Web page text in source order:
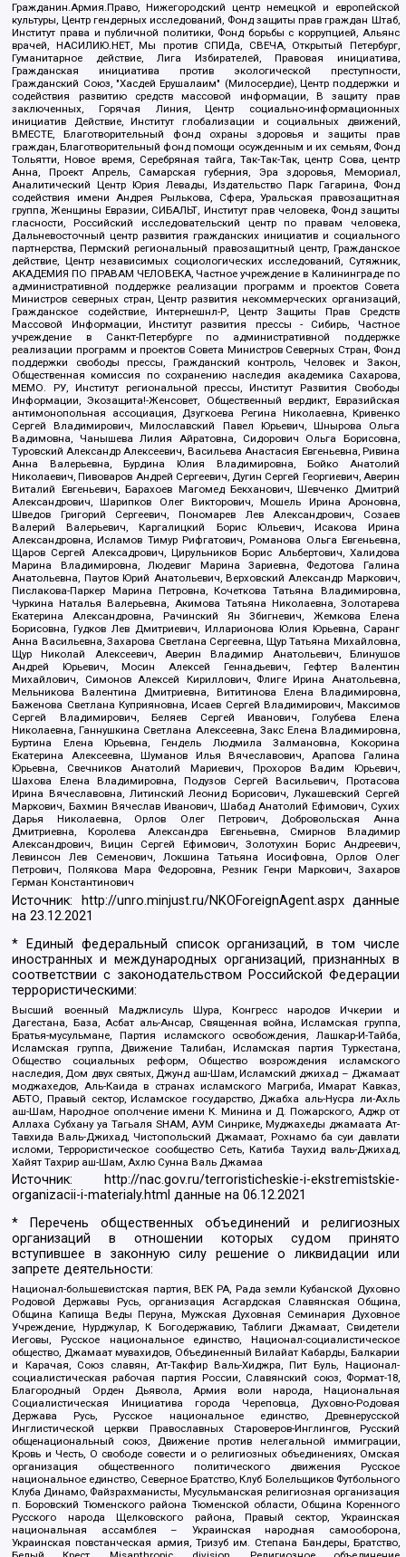
Гражданин.Армия.Право, Нижегородский центр немецкой и европейской
культуры, Центр гендерных исследований, Фонд защиты прав граждан Штаб,
Институт права и публичной политики, Фонд борьбы с коррупцией, Альянс
врачей, НАСИЛИЮ.НЕТ, Мы против СПИДа, СВЕЧА, Открытый Петербург,
Гуманитарное действие, Лига Избирателей, Правовая инициатива,
Гражданская инициатива против экологической преступности,
Гражданский Союз, "Хасдей Ерушалаим" (Милосердие), Центр поддержки и
содействия развитию средств массовой информации, В защиту прав
заключенных, Горячая Линия, Центр социально-информационных
инициатив Действие, Институт глобализации и социальных движений,
ВМЕСТЕ, Благотворительный фонд охраны здоровья и защиты прав
граждан, Благотворительный фонд помощи осужденным и их семьям, Фонд
Тольятти, Новое время, Серебряная тайга, Так-Так-Так, центр Сова, центр
Анна, Проект Апрель, Самарская губерния, Эра здоровья, Мемориал,
Аналитический Центр Юрия Левады, Издательство Парк Гагарина, Фонд
содействия имени Андрея Рылькова, Сфера, Уральская правозащитная
группа, Женщины Евразии, СИБАЛЬТ, Институт прав человека, Фонд защиты
гласности, Российский исследовательский центр по правам человека,
Дальневосточный центр развития гражданских инициатив и социального
партнерства, Пермский региональный правозащитный центр, Гражданское
действие, Центр независимых социологических исследований, Сутяжник,
АКАДЕМИЯ ПО ПРАВАМ ЧЕЛОВЕКА, Частное учреждение в Калининграде по
административной поддержке реализации программ и проектов Совета
Министров северных стран, Центр развития некоммерческих организаций,
Гражданское содействие, Интернешнл-Р, Центр Защиты Прав Средств
Массовой Информации, Институт развития прессы - Сибирь, Частное
учреждение в Санкт-Петербурге по административной поддержке
реализации программ и проектов Совета Министров Северных Стран, Фонд
поддержки свободы прессы, Гражданский контроль, Человек и Закон,
Общественная комиссия по сохранению наследия академика Сахарова,
МЕМО. РУ, Институт региональной прессы, Институт Развития Свободы
Информации, Экозащита!-Женсовет, Общественный вердикт, Евразийская
антимонопольная ассоциация, Дзугкоева Регина Николаевна, Кривенко
Сергей Владимирович, Милославский Павел Юрьевич, Шнырова Ольга
Вадимовна, Чанышева Лилия Айратовна, Сидорович Ольга Борисовна,
Туровский Александр Алексеевич, Васильева Анастасия Евгеньевна, Ривина
Анна Валерьевна, Бурдина Юлия Владимировна, Бойко Анатолий
Николаевич, Пивоваров Андрей Сергеевич, Дугин Сергей Георгиевич, Аверин
Виталий Евгеньевич, Барахоев Магомед Бекханович, Шевченко Дмитрий
Александрович, Шарипков Олег Викторович, Мошель Ирина Ароновна,
Шведов Григорий Сергеевич, Пономарев Лев Александрович, Созаев
Валерий Валерьевич, Каргалицкий Борис Юльевич, Исакова Ирина
Александровна, Исламов Тимур Рифгатович, Романова Ольга Евгеньевна,
Щаров Сергей Алексадрович, Цирульников Борис Альбертович, Халидова
Марина Владимировна, Людевиг Марина Зариевна, Федотова Галина
Анатольевна, Паутов Юрий Анатольевич, Верховский Александр Маркович,
Пислакова-Паркер Марина Петровна, Кочеткова Татьяна Владимировна,
Чуркина Наталья Валерьевна, Акимова Татьяна Николаевна, Золотарева
Екатерина Александровна, Рачинский Ян Збигневич, Жемкова Елена
Борисовна, Гудков Лев Дмитриевич, Илларионова Юлия Юрьевна, Саранг
Анна Васильевна, Захарова Светлана Сергеевна, Щур Татьяна Михайловна,
Щур Николай Алексеевич, Аверин Владимир Анатольевич, Блинушов
Андрей Юрьевич, Мосин Алексей Геннадьевич, Гефтер Валентин
Михайлович, Симонов Алексей Кириллович, Флиге Ирина Анатольевна,
Мельникова Валентина Дмитриевна, Вититинова Елена Владимировна,
Баженова Светлана Куприяновна, Исаев Сергей Владимирович, Максимов
Сергей Владимирович, Беляев Сергей Иванович, Голубева Елена
Николаевна, Ганнушкина Светлана Алексеевна, Закс Елена Владимировна,
Буртина Елена Юрьевна, Гендель Людмила Залмановна, Кокорина
Екатерина Алексеевна, Шуманов Илья Вячеславович, Арапова Галина
Юрьевна, Свечников Анатолий Мариевич, Прохоров Вадим Юрьевич,
Шахова Елена Владимировна, Подузов Сергей Васильевич, Протасова
Ирина Вячеславовна, Литинский Леонид Борисович, Лукашевский Сергей
Маркович, Бахмин Вячеслав Иванович, Шабад Анатолий Ефимович, Сухих
Дарья Николаевна, Орлов Олег Петрович, Добровольская Анна
Дмитриевна, Королева Александра Евгеньевна, Смирнов Владимир
Александрович, Вицин Сергей Ефимович, Золотухин Борис Андреевич,
Левинсон Лев Семенович, Локшина Татьяна Иосифовна, Орлов Олег
Петрович, Полякова Мара Федоровна, Резник Генри Маркович, Захаров
Герман Константинович
Источник: http://unro.minjust.ru/NKOForeignAgent.aspxданные
на23.12.2021
* Единый федеральный список организаций, в том числе
иностранных и международных организаций, признанных в
соответствии с законодательством Российской Федерации
террористическими:
Высший военный Маджлисуль Шура, Конгресс народов Ичкерии и
Дагестана, База, Асбат аль-Ансар, Священная война, Исламская группа,
Братья-мусульмане, Партия исламского освобождения, Лашкар-И-Тайба,
Исламская группа, Движение Талибан, Исламская партия Туркестана,
Общество социальных реформ, Общество возрождения исламского
наследия, Дом двух святых, Джунд аш-Шам, Исламский джихад – Джамаат
моджахедов, Аль-Каида в странах исламского Магриба, Имарат Кавказ,
АБТО, Правый сектор, Исламское государство, Джабха аль-Нусра ли-Ахль
аш-Шам, Народное ополчение имени К. Минина и Д. Пожарского, Аджр от
Аллаха Субхану уа Тагьаля SHAM, АУМ Синрике, Муджахеды джамаата Ат-
Тавхида Валь-Джихад, Чистопольский Джамаат, Рохнамо ба суи давлати
исломи, Террористическое сообщество Сеть, Катиба Таухид валь-Джихад,
Хайят Тахрир аш-Шам, Ахлю Сунна Валь Джамаа
Источник:
http://nac.gov.ru/terroristicheskie-i-ekstremistskie-
organizacii-i-materialy.html данные на06.12.2021
* Перечень общественных объединений и религиозных
организаций в отношении которых судом принято
вступившее в законную силу решение о ликвидации или
запрете деятельности:
Национал-большевистская партия, ВЕК РА, Рада земли Кубанской Духовно
Родовой Державы Русь, организация Асгардская Славянская Община,
Община Капища Веды Перуна, Мужская Духовная Семинария Духовное
Учреждение, Нурджулар, К Богодержавию, Таблиги Джамаат, Свидетели
Иеговы, Русское национальное единство, Национал-социалистическое
общество, Джамаат мувахидов, Объединенный Вилайат Кабарды, Балкарии
и Карачая, Союз славян, Ат-Такфир Валь-Хиджра, Пит Буль, Национал-
социалистическая рабочая партия России, Славянский союз, Формат-18,
Благородный Орден Дьявола, Армия воли народа, Национальная
Социалистическая Инициатива города Череповца, Духовно-Родовая
Держава Русь, Русское национальное единство, Древнерусской
Инглистической церкви Православных Староверов-Инглингов, Русский
общенациональный союз, Движение против нелегальной иммиграции,
Кровь и Честь, О свободе совести и о религиозных объединениях, Омская
организация общественного политического движения Русское
национальное единство, Северное Братство, Клуб Болельщиков Футбольного
Клуба Динамо, Файзрахманисты, Мусульманская религиозная организация
п. Боровский Тюменского района Тюменской области, Община Коренного
Русского народа Щелковского района, Правый сектор, Украинская
национальная ассамблея – Украинская народная самооборона,
Украинская повстанческая армия, Тризуб им. Степана Бандеры, Братство,